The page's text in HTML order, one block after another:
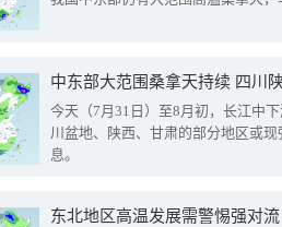
中东部大范围桑拿天持续 四川
今天（7月31日）至8月初，长江中
川盆地、陕西、甘肃的部分地区或
息。
东北地区高温发展需警惕强对